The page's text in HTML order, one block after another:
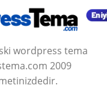
wordpress tema
2009